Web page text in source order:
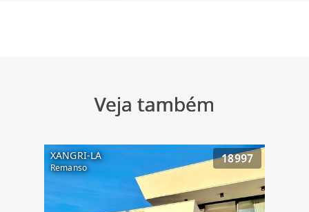
Veja também
XANGRI-LA
Remanso
18997